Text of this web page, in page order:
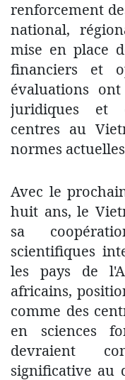
renforcement
national,
mise en place
financiers et
évaluations
juridiques et
centres au
normes actuelles
Avec le
huit ans, le
sa
scientifiques
les pays de
africains,
comme des
en sciences
devraient
significative au